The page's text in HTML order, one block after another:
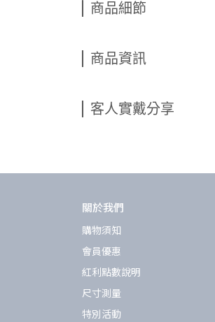
商品細節
商品資訊
客人實戴分享
關於我們
購物須知
會員優惠
紅利點數說明
尺寸測量
特別活動